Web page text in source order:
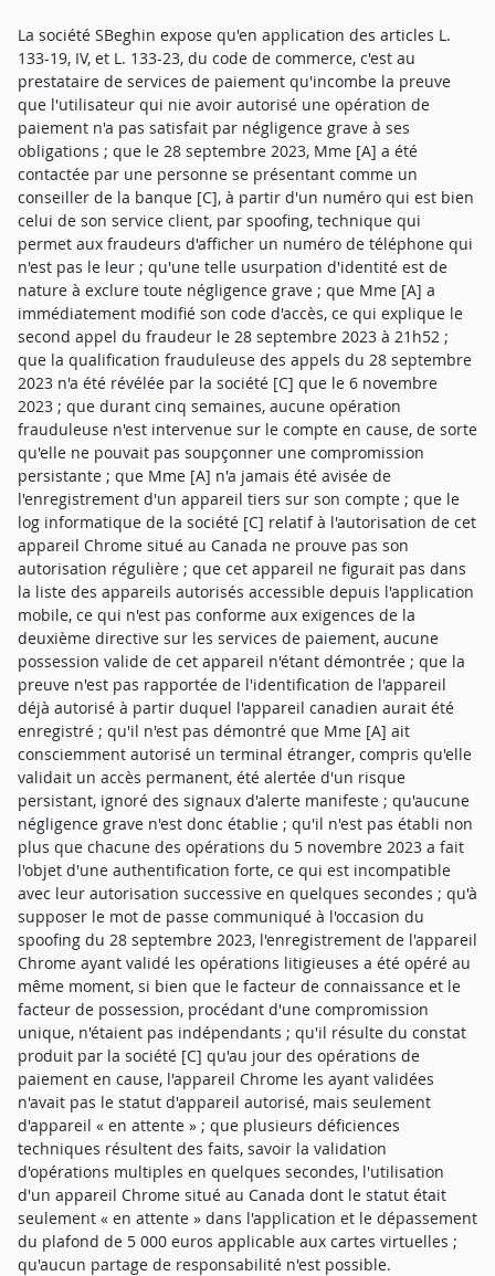
La société SBeghin expose qu'en application des articles L.
133-19, IV, et L. 133-23, du code de commerce, c'est au
prestataire de services de paiement qu'incombe la preuve
que l'utilisateur qui nie avoir autorisé une opération de
paiement n'a pas satisfait par négligence grave à ses
obligations ; que le 28 septembre 2023, Mme [A] a été
contactée par une personne se présentant comme un
conseiller de la banque [C], à partir d'un numéro qui est bien
celui de son service client, par spoofing, technique qui
permet aux fraudeurs d'afficher un numéro de téléphone qui
n'est pas le leur ; qu'une telle usurpation d'identité est de
nature à exclure toute négligence grave ; que Mme [A] a
immédiatement modifié son code d'accès, ce qui explique le
second appel du fraudeur le 28 septembre 2023 à 21h52 ;
que la qualification frauduleuse des appels du 28 septembre
2023 n'a été révélée par la société [C] que le 6 novembre
2023 ; que durant cinq semaines, aucune opération
frauduleuse n'est intervenue sur le compte en cause, de sorte
qu'elle ne pouvait pas soupçonner une compromission
persistante ; que Mme [A] n'a jamais été avisée de
l'enregistrement d'un appareil tiers sur son compte ; que le
log informatique de la société [C] relatif à l'autorisation de cet
appareil Chrome situé au Canada ne prouve pas son
autorisation régulière ; que cet appareil ne figurait pas dans
la liste des appareils autorisés accessible depuis l'application
mobile, ce qui n'est pas conforme aux exigences de la
deuxième directive sur les services de paiement, aucune
possession valide de cet appareil n'étant démontrée ; que la
preuve n'est pas rapportée de l'identification de l'appareil
déjà autorisé à partir duquel l'appareil canadien aurait été
enregistré ; qu'il n'est pas démontré que Mme [A] ait
consciemment autorisé un terminal étranger, compris qu'elle
validait un accès permanent, été alertée d'un risque
persistant, ignoré des signaux d'alerte manifeste ; qu'aucune
négligence grave n'est donc établie ; qu'il n'est pas établi non
plus que chacune des opérations du 5 novembre 2023 a fait
l'objet d'une authentification forte, ce qui est incompatible
avec leur autorisation successive en quelques secondes ; qu'à
supposer le mot de passe communiqué à l'occasion du
spoofing du 28 septembre 2023, l'enregistrement de l'appareil
Chrome ayant validé les opérations litigieuses a été opéré au
même moment, si bien que le facteur de connaissance et le
facteur de possession, procédant d'une compromission
unique, n'étaient pas indépendants ; qu'il résulte du constat
produit par la société [C] qu'au jour des opérations de
paiement en cause, l'appareil Chrome les ayant validées
n'avait pas le statut d'appareil autorisé, mais seulement
d'appareil « en attente » ; que plusieurs déficiences
techniques résultent des faits, savoir la validation
d'opérations multiples en quelques secondes, l'utilisation
d'un appareil Chrome situé au Canada dont le statut était
seulement « en attente » dans l'application et le dépassement
du plafond de 5 000 euros applicable aux cartes virtuelles ;
qu'aucun partage de responsabilité n'est possible.